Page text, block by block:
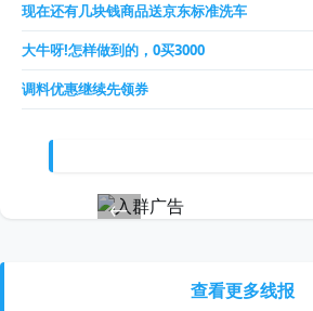
现在还有几块钱商品送京东标准洗车
大牛呀!怎样做到的，0买3000
调料优惠继续先领券
←
查看更多线报